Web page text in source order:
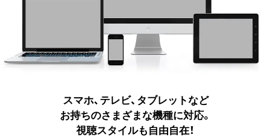
スマホ、テレビ、タブレットなど
お持ちのさまざまな機種に対応。
視聴スタイルも自由自在！